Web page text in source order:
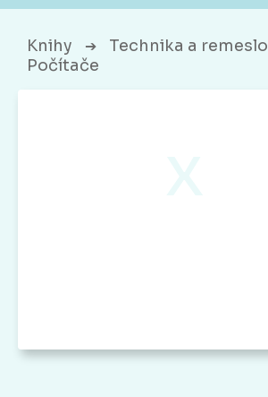
Knihy ➔ Technika a remeslo
Počítače